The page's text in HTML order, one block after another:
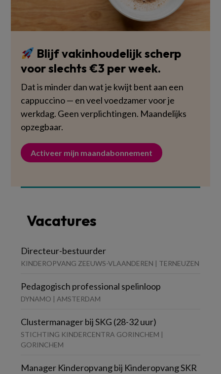
Blijf vakinhoudelijk scherp
voor slechts €3 per week.
Dat is minder dan wat je kwijt bent aan een
cappuccino — en veel voedzamer voor je
werkdag. Geen verplichtingen. Maandelijks
opzegbaar.
Activeer mijn maandabonnement
Vacatures
Directeur-bestuurder
KINDEROPVANG ZEEUWS-VLAANDEREN | TERNEUZEN
Pedagogisch professional spelinloop
DYNAMO | AMSTERDAM
Clustermanager bij SKG (28-32 uur)
STICHTING KINDERCENTRA GORINCHEM |
GORINCHEM
Manager Kinderopvang bij Kinderopvang SKR